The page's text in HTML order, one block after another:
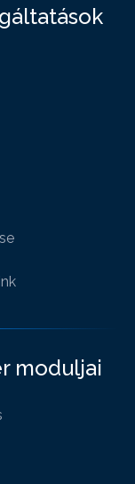
moduljai